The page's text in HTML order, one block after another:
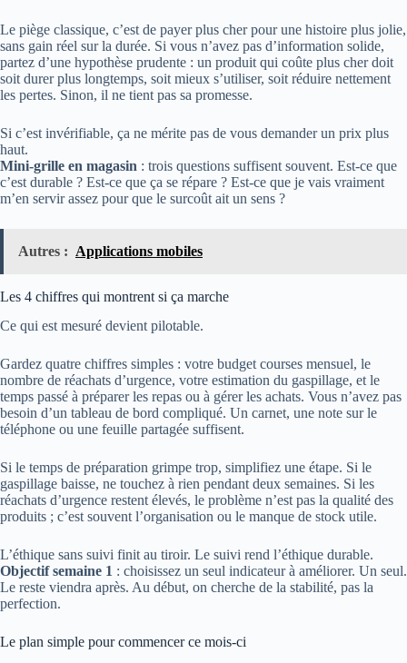
Le piège classique, c’est de payer plus cher pour une histoire plus jolie,
sans gain réel sur la durée. Si vous n’avez pas d’information solide,
partez d’une hypothèse prudente : un produit qui coûte plus cher doit
soit durer plus longtemps, soit mieux s’utiliser, soit réduire nettement
les pertes. Sinon, il ne tient pas sa promesse.
Si c’est invérifiable, ça ne mérite pas de vous demander un prix plus
haut.
Mini-grille en magasin : trois questions suffisent souvent. Est-ce que
c’est durable ? Est-ce que ça se répare ? Est-ce que je vais vraiment
m’en servir assez pour que le surcoût ait un sens ?
Autres : Applications mobiles
Les 4 chiffres qui montrent si ça marche
Ce qui est mesuré devient pilotable.
Gardez quatre chiffres simples : votre budget courses mensuel, le
nombre de réachats d’urgence, votre estimation du gaspillage, et le
temps passé à préparer les repas ou à gérer les achats. Vous n’avez pas
besoin d’un tableau de bord compliqué. Un carnet, une note sur le
téléphone ou une feuille partagée suffisent.
Si le temps de préparation grimpe trop, simplifiez une étape. Si le
gaspillage baisse, ne touchez à rien pendant deux semaines. Si les
réachats d’urgence restent élevés, le problème n’est pas la qualité des
produits ; c’est souvent l’organisation ou le manque de stock utile.
L’éthique sans suivi finit au tiroir. Le suivi rend l’éthique durable.
Objectif semaine 1 : choisissez un seul indicateur à améliorer. Un seul.
Le reste viendra après. Au début, on cherche de la stabilité, pas la
perfection.
Le plan simple pour commencer ce mois-ci